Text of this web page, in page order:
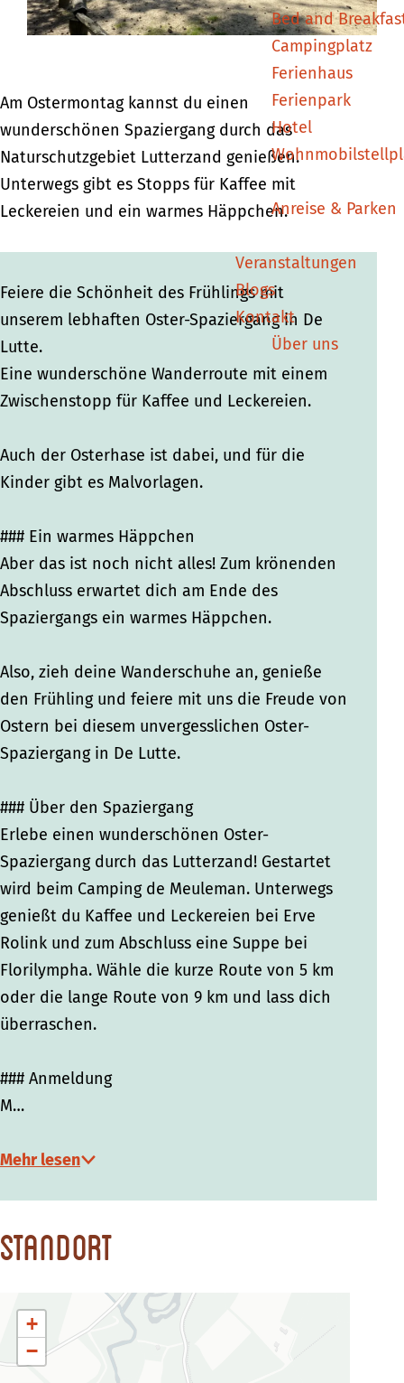
Bed and
Campingplatz
Ferienhaus
Ferienpark
Hotel
Anreise & Parken
Veranstaltungen
Blogs
Kontakt
Über uns
r
n
g
D
e
L
e
e
a
n
g
D
e
t
t
e
a
n
g
D
e
t
t
Am Ostermontag kannst du einen
wunderschönen Spaziergang durch das
Naturschutzgebiet Lutterzand genießen.
Unterwegs gibt es Stopps für Kaffee mit
Leckereien und ein warmes Häppchen.
Feiere die Schönheit des Frühlings mit
unserem lebhaften Oster-Spaziergang in De
Lutte.
Eine wunderschöne Wanderroute mit einem
Zwischenstopp für Kaffee und Leckereien.
Auch der Osterhase ist dabei, und für die
Kinder gibt es Malvorlagen.
### Ein warmes Häppchen
Aber das ist noch nicht alles! Zum krönenden
Abschluss erwartet dich am Ende des
Spaziergangs ein warmes Häppchen.
Also, zieh deine Wanderschuhe an, genieße
den Frühling und feiere mit uns die Freude von
Ostern bei diesem unvergesslichen Oster-
Spaziergang in De Lutte.
### Über den Spaziergang
Erlebe einen wunderschönen Oster-
Spaziergang durch das Lutterzand! Gestartet
wird beim Camping de Meuleman. Unterwegs
genießt du Kaffee und Leckereien bei Erve
Rolink und zum Abschluss eine Suppe bei
Florilympha. Wähle die kurze Route von 5 km
oder die lange Route von 9 km und lass dich
überraschen.
### Anmeldung
M…
Mehr lesen
Standort
+
−